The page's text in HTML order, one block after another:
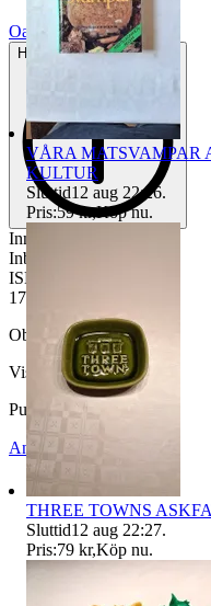
Oanvänt
Helt ny och aldrig använd
Innehåll se bild 2.
Inbunden-mjuk pärm.
ISBN 91-974775-2-4.
179 sidor.
Objektnr 722 633 120
Visningar 149
Publicerad 20 mar 08:34
Anmäl
VÅRA MATSVAMPAR
KULTUR
Sluttid12 aug 22:26.
Pris:59 kr,Köp nu.
THREE TOWNS
Sluttid12 aug 22:27.
Pris:79 kr,Köp nu.